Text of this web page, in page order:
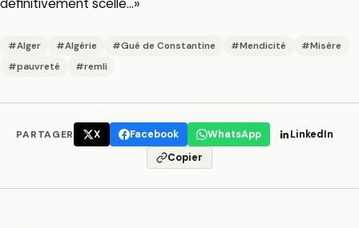
#Alger #Algérie #Gué de Constantine #Mendicité
#Misère
#pauvreté
#remli
PARTAGER X Facebook WhatsApp
LinkedIn
Copier